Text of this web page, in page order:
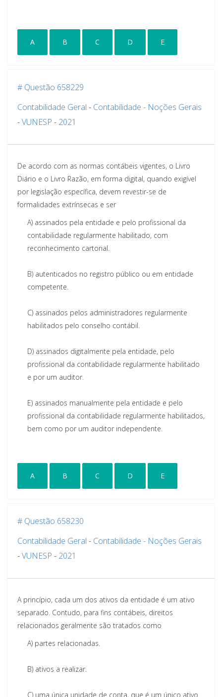
A B C D E
# Questão 658229
Contabilidade Geral - Contabilidade - Noções Gerais
-VUNESP - 2021
De acordo com as normas contábeis vigentes, o Livro
Diário e o Livro Razão, em forma digital, quando exigível
por legislação específica, devem revestir-se de
formalidades extrínsecas e ser
A) assinados pela entidade e pelo profissional da
contabilidade regularmente habilitado, com
reconhecimento cartorial.
B) autenticados no registro público ou em entidade
competente.
C) assinados pelos administradores regularmente
habilitados pelo conselho contábil.
D) assinados digitalmente pela entidade, pelo
profissional da contabilidade regularmente habilitado
e por um auditor.
E) assinados manualmente pela entidade e pelo
profissional da contabilidade regularmente habilitados,
bem como por um auditor independente.
A B C D E
# Questão 658230
Contabilidade Geral - Contabilidade - Noções Gerais
-VUNESP - 2021
A princípio, cada um dos ativos da entidade é um ativo
separado. Contudo, para fins contábeis, direitos
relacionados geralmente são tratados como
A) partes relacionadas.
B) ativos a realizar.
C) uma única unidade de conta, que é um único ativo.